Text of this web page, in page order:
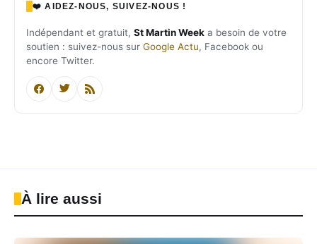
❤️ AIDEZ-NOUS, SUIVEZ-NOUS !
Indépendant et gratuit, St Martin Week a besoin de votre
soutien : suivez-nous sur Google Actu, Facebook ou
encore Twitter.
À lire aussi